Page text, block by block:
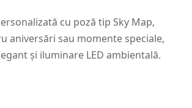
cu poză tip Sky Map,
aniversări sau momente speciale,
și iluminare LED ambientală.